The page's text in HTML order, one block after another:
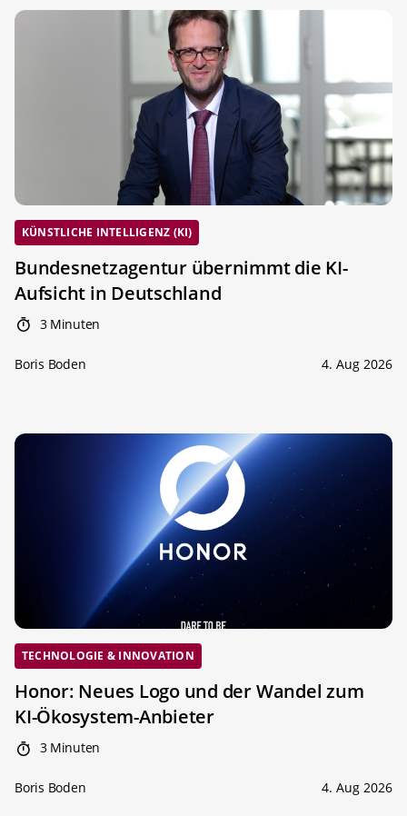
KÜNSTLICHE INTELLIGENZ (KI)
Bundesnetzagentur übernimmt die KI-
Aufsicht in Deutschland
3 Minuten
Boris Boden 4. Aug 2026
TECHNOLOGIE & INNOVATION
Honor: Neues Logo und der Wandel zum
KI-Ökosystem-Anbieter
3 Minuten
Boris Boden 4. Aug 2026